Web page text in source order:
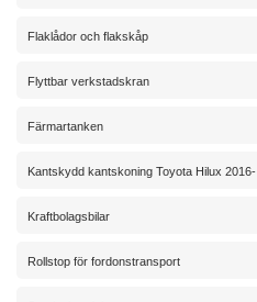
Flaklådor och flakskåp
Flyttbar verkstadskran
Färmartanken
Kantskydd kantskoning Toyota Hilux 2016-
Kraftbolagsbilar
Rollstop för fordonstransport